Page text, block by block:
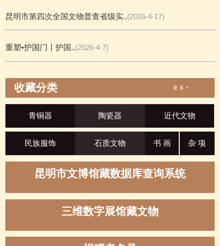
昆明市第四次全国文物普查省级实..(2026-4-17)
重塑•护国门丨护国..(2026-4-7)
收藏分类 更 多 +
青铜器 陶瓷器 近代文物
民族服饰 石质文物 书 画 杂 项
昆明市文博馆藏数据库查询系统
三维数字展馆藏文物